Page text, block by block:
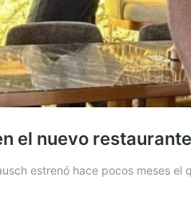
el nuevo
estrenó hace pocos meses